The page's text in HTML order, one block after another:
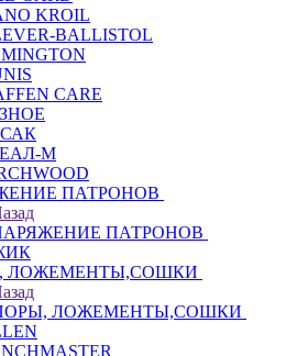
KROIL
BALLISTOL
CARE
М
ПАТРОНОВ
ПАТРОНОВ
ЛОЖЕМЕНТЫ,СОШКИ
ЛОЖЕМЕНТЫ,СОШКИ